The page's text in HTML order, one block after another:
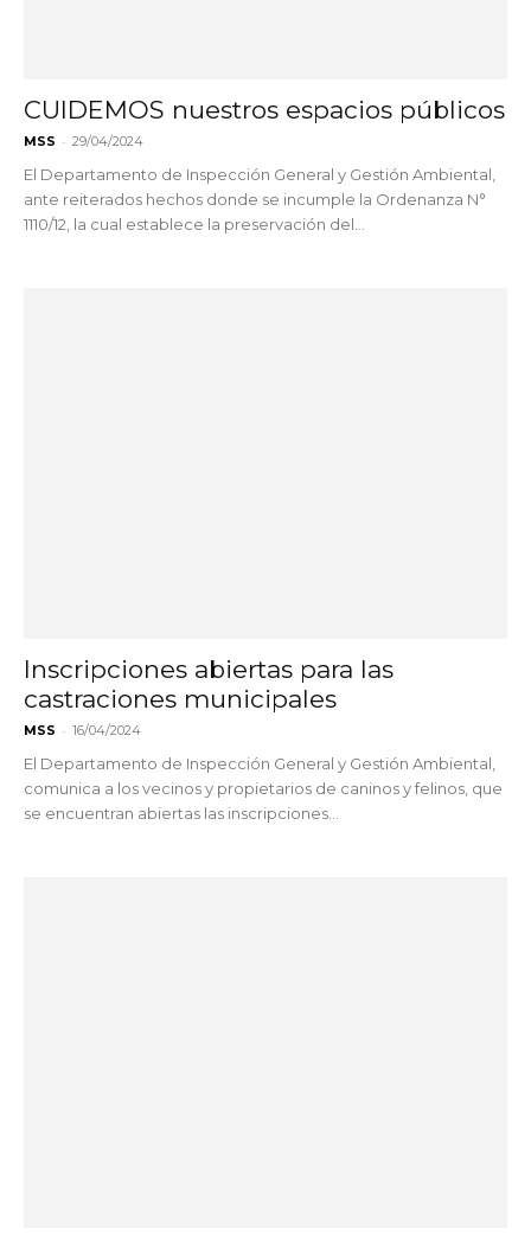
CUIDEMOS nuestros espacios públicos
MSS - 29/04/2024
El Departamento de Inspección General y Gestión Ambiental,
ante reiterados hechos donde se incumple la Ordenanza N°
1110/12, la cual establece la preservación del...
Inscripciones abiertas para las
castraciones municipales
MSS - 16/04/2024
El Departamento de Inspección General y Gestión Ambiental,
comunica a los vecinos y propietarios de caninos y felinos, que
se encuentran abiertas las inscripciones...